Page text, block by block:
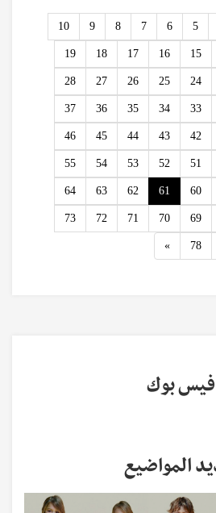
5
6
7
8
9
10
15
16
17
18
19
24
25
26
27
28
33
34
35
36
37
42
43
44
45
46
51
52
53
54
55
60
61
62
63
64
69
70
71
72
73
78
»
Next
فيس بوك
المواضيع